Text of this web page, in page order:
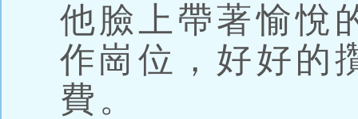
他臉上帶著愉悅
作崗位，好好的
費。